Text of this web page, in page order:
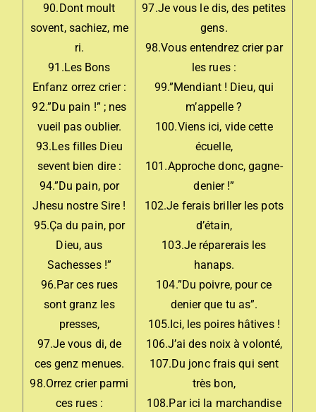
90.Dont moult
sovent, sachiez, me
ri.
91.Les Bons
Enfanz orrez crier :
92.”Du pain !” ; nes
vueil pas oublier.
93.Les filles Dieu
sevent bien dire :
94.”Du pain, por
Jhesu nostre Sire !
95.Ça du pain, por
Dieu, aus
Sachesses !”
96.Par ces rues
sont granz les
presses,
97.Je vous di, de
ces genz menues.
98.Orrez crier parmi
ces rues :
97.Je vous le dis, des petites
gens.
98.Vous entendrez crier par
les rues :
99.”Mendiant ! Dieu, qui
m’appelle ?
100.Viens ici, vide cette
écuelle,
101.Approche donc, gagne-
denier !”
102.Je ferais briller les pots
d’étain,
103.Je réparerais les
hanaps.
104.”Du poivre, pour ce
denier que tu as”.
105.Ici, les poires hâtives !
106.J’ai des noix à volonté,
107.Du jonc frais qui sent
très bon,
108.Par ici la marchandise